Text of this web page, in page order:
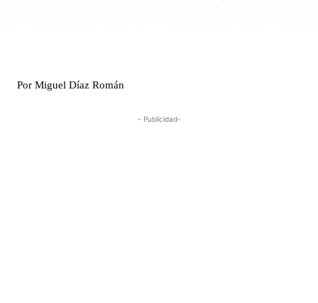
Por Miguel Díaz Román
- Publicidad-